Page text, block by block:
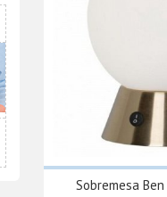
Sobremesa